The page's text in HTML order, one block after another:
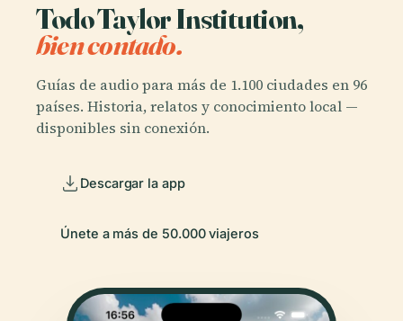
Todo Taylor Institution,
bien contado.
Guías de audio para más de 1.100 ciudades en 96
países. Historia, relatos y conocimiento local —
disponibles sin conexión.
Descargar la app
Únete a más de 50.000 viajeros